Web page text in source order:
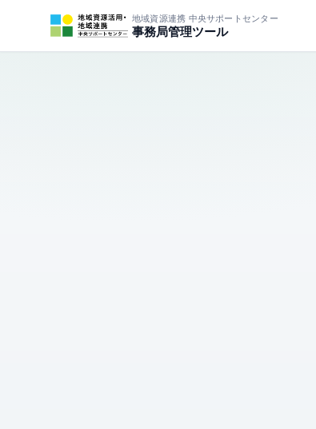
地域資源連携 中央サポートセンター
事務局管理ツール